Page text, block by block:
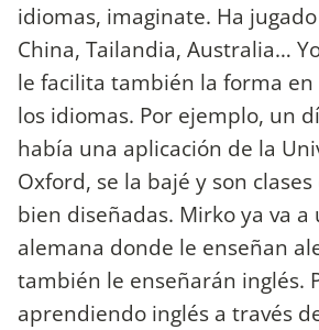
idiomas, imaginate. Ha
China, Tailandia, Australia…
le facilita también la forma
los idiomas. Por ejemplo, un
había una aplicación de la
Oxford, se la bajé y son
bien diseñadas. Mirko ya va a
alemana donde le enseñan
también le enseñarán inglés.
aprendiendo inglés a través